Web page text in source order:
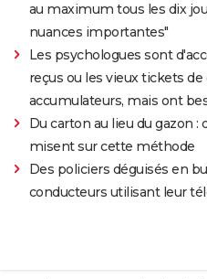
au maximum tous les dix
nuances importantes"
Les psychologues sont
reçus ou les vieux tickets
accumulateurs, mais ont
Du carton au lieu du gazon
misent sur cette méthode
Des policiers déguisés en
conducteurs utilisant leur